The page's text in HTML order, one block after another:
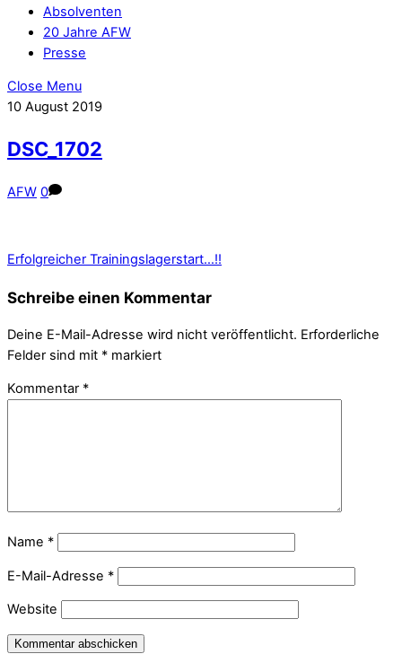
Absolventen
20 Jahre AFW
Presse
Close Menu
10 August 2019
DSC_1702
AFW 0
Erfolgreicher Trainingslagerstart…!!
Schreibe einen Kommentar
Deine E-Mail-Adresse wird nicht veröffentlicht. Erforderliche
Felder sind mit * markiert
Kommentar *
Name *
E-Mail-Adresse *
Website